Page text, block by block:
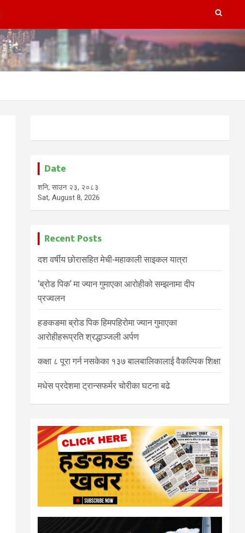
Date
शनि, साउन २३, २०८३
Sat, August 8, 2026
Recent Posts
दश वर्षीय छोरासहित मेची-महाकाली साइकल यात्रा
‘ब्रोड पिक’ मा ज्यान गुमाएका आरोहीको सम्झनामा दीप
प्रज्वलन
हङकङमा ब्रोड पिक हिमपहिरोमा ज्यान गुमाएका
आरोहीहरूप्रति श्रद्धाञ्जली अर्पण
कक्षा ८ पूरा गर्न नसकेका १३७ बालबालिकालाई वैकल्पिक शिक्षा
मधेस प्रदेशमा ट्रान्सफर्मर चोरीका घटना बढे